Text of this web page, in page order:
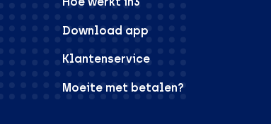
Download app
Klantenservice
Moeite met betalen?